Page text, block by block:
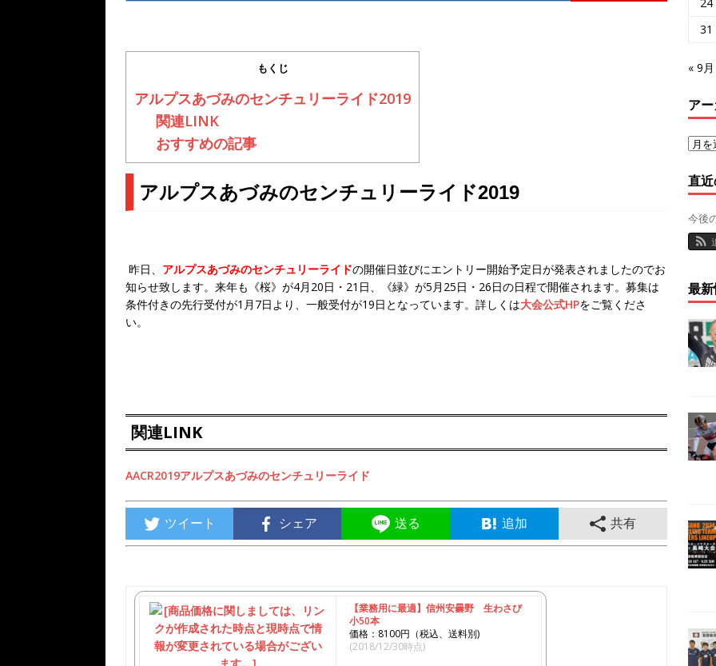
もくじ
アルプスあづみのセンチュリーライド2019
関連LINK
おすすめの記事
アルプスあづみのセンチュリーライド2019
昨日、 アルプスあづみのセンチュリーライドの開催日並びにエントリー開始予定日が発表されましたのでお
知らせ致します。来年も《桜》が4月20日・21日、《緑》が5月25日・26日の日程で開催されます。募集は
条件付きの先行受付が1月7日より、一般受付が19日となっています。詳しくは大会公式HPをご覧くださ
い。
関連LINK
AACR2019アルプスあづみのセンチュリーライド
ツイート シェア 送る 追加 共有
【業務用に最適】信州安曇野 生わさび
小50本
価格：8100円（税込、送料別)
(2018/12/30時点)
31
« 9月
ア
直
今後
最